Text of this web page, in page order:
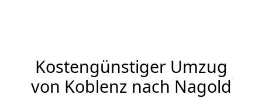
Kostengünstiger Umzug
von Koblenz nach Nagold